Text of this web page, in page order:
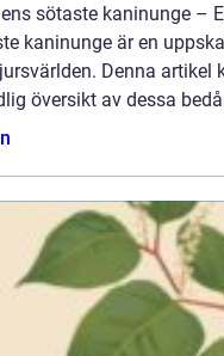
sötaste kaninunge –
kaninunge är en
Denna artikel
översikt av dessa